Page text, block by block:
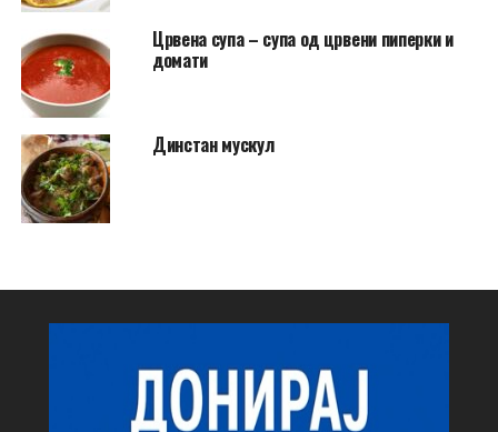
Црвена супа – супа од црвени пиперки и
домати
Динстан мускул